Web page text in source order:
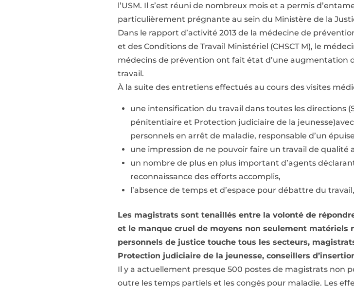
l’USM. Il s’est réuni de nombreux mois et a permis
particulièrement prégnante au sein du Ministère de la
Dans le rapport d’activité 2013 de la médecine de
et des Conditions de Travail Ministériel (CHSCT M), le
médecins de prévention ont fait état d’une augmentation
travail.
À la suite des entretiens effectués au cours des visites
une intensification du travail dans toutes les directions
pénitentiaire et Protection judiciaire de la
personnels en arrêt de maladie, responsable d’un
une impression de ne pouvoir faire un travail de qualité
un nombre de plus en plus important d’agents
reconnaissance des efforts accomplis,
l’absence de temps et d’espace pour débattre du
Les magistrats sont tenaillés entre la volonté de
et le manque cruel de moyens non seulement matériels
personnels de justice touche tous les secteurs,
Protection judiciaire de la jeunesse, conseillers
Il y a actuellement presque 500 postes de magistrats non
outre les temps partiels et les congés pour maladie. Les